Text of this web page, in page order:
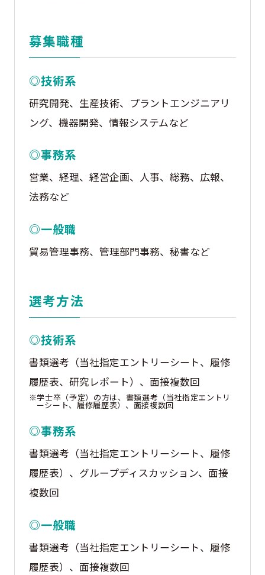
募集職種
◎技術系
研究開発、生産技術、プラントエンジニアリ
ング、機器開発、情報システムなど
◎事務系
営業、経理、経営企画、人事、総務、広報、
法務など
◎一般職
貿易管理事務、管理部門事務、秘書など
選考方法
◎技術系
書類選考（当社指定エントリーシート、履修
履歴表、研究レポート）、面接複数回
※学士卒（予定）の方は、書類選考（当社指定エントリ
ーシート、履修履歴表）、面接複数回
◎事務系
書類選考（当社指定エントリーシート、履修
履歴表）、グループディスカッション、面接
複数回
◎一般職
書類選考（当社指定エントリーシート、履修
履歴表）、面接複数回